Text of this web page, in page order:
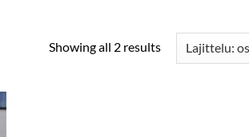
Showing all 2 results